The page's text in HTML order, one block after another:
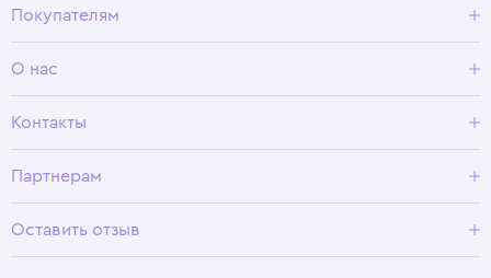
Покупателям
Условия возврата
О нас
Программа лояльности
Контакты
Партнерам
Оставить отзыв